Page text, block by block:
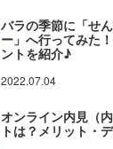
バラの季節に「せ
ー」へ行ってみた
ントを紹介♪
2022.07.04
オンライン内見（
トは？メリット・